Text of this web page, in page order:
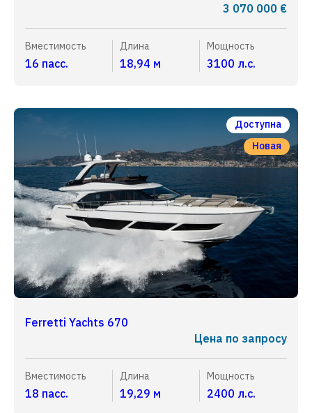
3 070 000 €
Вместимость
16 пасс.
Длина
18,94 м
Мощность
3100 л.с.
Доступна
Новая
Ferretti Yachts 670
Цена по запросу
Вместимость
18 пасс.
Длина
19,29 м
Мощность
2400 л.с.